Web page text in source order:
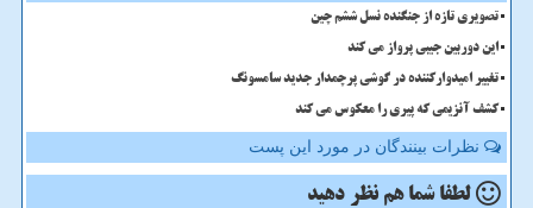
تصویری تازه از جنگنده نسل ششم چین
این دوربین جیبی پرواز می کند
تغییر امیدوارکننده در گوشی پرچمدار جدید سامسونگ
کشف آنزیمی که پیری را معکوس می کند
نظرات بینندگان در مورد این پست
لطفا شما هم نظر دهید